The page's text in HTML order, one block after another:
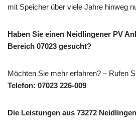
mit Speicher über viele Jahre hinweg
Haben Sie einen Neidlingener PV
Bereich 07023 gesucht?
Möchten Sie mehr erfahren? – Rufen
Telefon: 07023 226-009
Die Leistungen aus 73272